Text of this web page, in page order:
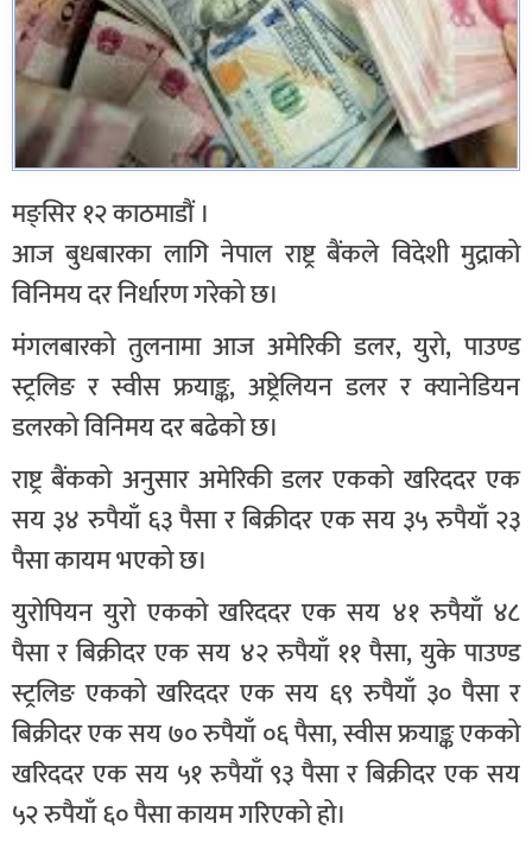
मङ्सिर १२ काठमाडौं ।
आज बुधबारका लागि नेपाल राष्ट्र बैंकले विदेशी मुद्राको
विनिमय दर निर्धारण गरेको छ।
मंगलबारको तुलनामा आज अमेरिकी डलर, युरो, पाउण्ड
स्ट्रलिङ र स्वीस फ्रयाङ्क, अष्ट्रेलियन डलर र क्यानेडियन
डलरको विनिमय दर बढेको छ।
राष्ट्र बैंकको अनुसार अमेरिकी डलर एकको खरिददर एक
सय ३४ रुपैयाँ ६३ पैसा र बिक्रीदर एक सय ३५ रुपैयाँ २३
पैसा कायम भएको छ।
युरोपियन युरो एकको खरिददर एक सय ४१ रुपैयाँ ४८
पैसा र बिक्रीदर एक सय ४२ रुपैयाँ ११ पैसा, युके पाउण्ड
स्ट्रलिङ एकको खरिददर एक सय ६९ रुपैयाँ ३० पैसा र
बिक्रीदर एक सय ७० रुपैयाँ ०६ पैसा, स्वीस फ्रयाङ्क एकको
खरिददर एक सय ५१ रुपैयाँ ९३ पैसा र बिक्रीदर एक सय
५२ रुपैयाँ ६० पैसा कायम गरिएको हो।